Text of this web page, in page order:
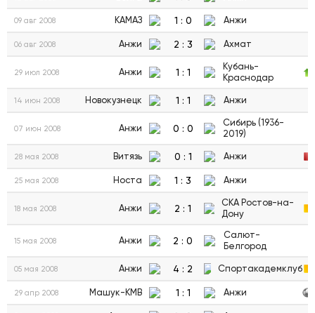
09 авг 2008 КАМАЗ 1 : 0 Анжи
06 авг 2008 Анжи 2 : 3 Ахмат
29 июл 2008 Анжи 1 : 1
Кубань-
Краснодар
14 июн 2008 Новокузнецк 1 : 1 Анжи
07 июн 2008 Анжи 0 : 0
Сибирь (1936-
2019)
28 мая 2008 Витязь 0 : 1 Анжи
25 мая 2008 Носта 1 : 3 Анжи
18 мая 2008 Анжи 2 : 1
СКА Ростов-на-
Дону
15 мая 2008 Анжи 2 : 0
Салют-
Белгород
05 мая 2008 Анжи 4 : 2 Спортакадемклуб
29 апр 2008 Машук-КМВ 1 : 1 Анжи